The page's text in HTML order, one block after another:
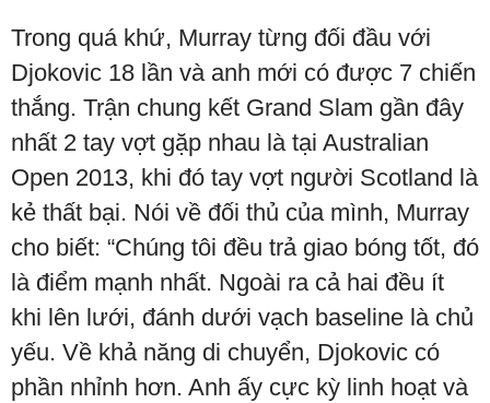
Trong quá khứ, Murray từng đối đầu với
Djokovic 18 lần và anh mới có được 7 chiến
thắng. Trận chung kết Grand Slam gần đây
nhất 2 tay vợt gặp nhau là tại Australian
Open 2013, khi đó tay vợt người Scotland là
kẻ thất bại. Nói về đối thủ của mình, Murray
cho biết: “Chúng tôi đều trả giao bóng tốt, đó
là điểm mạnh nhất. Ngoài ra cả hai đều ít
khi lên lưới, đánh dưới vạch baseline là chủ
yếu. Về khả năng di chuyển, Djokovic có
phần nhỉnh hơn. Anh ấy cực kỳ linh hoạt và